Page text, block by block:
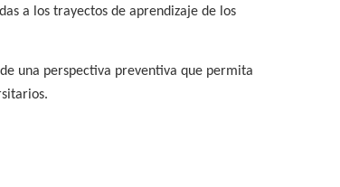
a los trayectos de aprendizaje de los
una perspectiva preventiva que permita